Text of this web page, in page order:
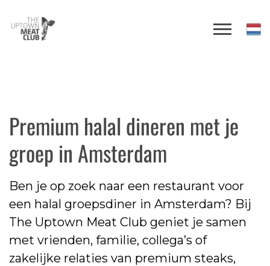
Premium halal dineren met je
groep in Amsterdam
Ben je op zoek naar een restaurant voor
een halal groepsdiner in Amsterdam? Bij
The Uptown Meat Club geniet je samen
met vrienden, familie, collega’s of
zakelijke relaties van premium steaks,